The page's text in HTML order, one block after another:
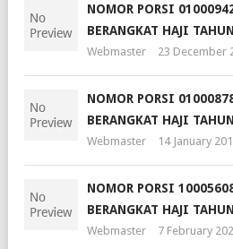
NOMOR PORSI
BERANGKAT HAJI
Webmaster 23 December
NOMOR PORSI
BERANGKAT HAJI
Webmaster 14 January
NOMOR PORSI
BERANGKAT HAJI
Webmaster 7 February